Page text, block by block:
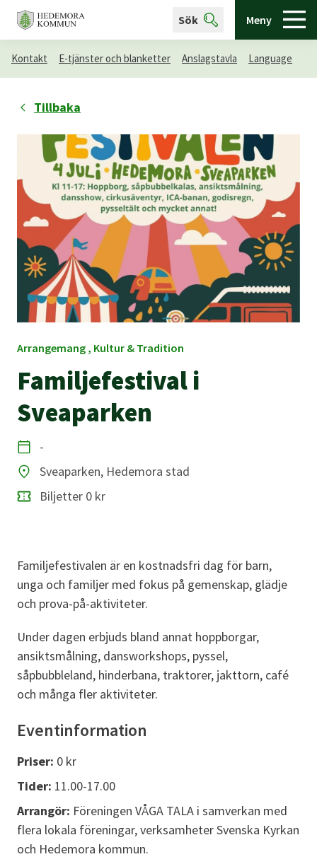
Sök Meny
Kontakt E-tjänster och blanketter Anslagstavla Language
Tillbaka
Arrangemang , Kultur & Tradition
Familjefestival i
Sveaparken
Datum
-
Plats
Sveaparken, Hedemora stad
Biljetter 0 kr
Familjefestivalen är en kostnadsfri dag för barn,
unga och familjer med fokus på gemenskap, glädje
och prova-på-aktiviteter.
Under dagen erbjuds bland annat hoppborgar,
ansiktsmålning, dansworkshops, pyssel,
såpbubbleland, hinderbana, traktorer, jakttorn, café
och många fler aktiviteter.
Eventinformation
Priser: 0 kr
Tider: 11.00-17.00
Arrangör: Föreningen VÅGA TALA i samverkan med
flera lokala föreningar, verksamheter Svenska Kyrkan
och Hedemora kommun.